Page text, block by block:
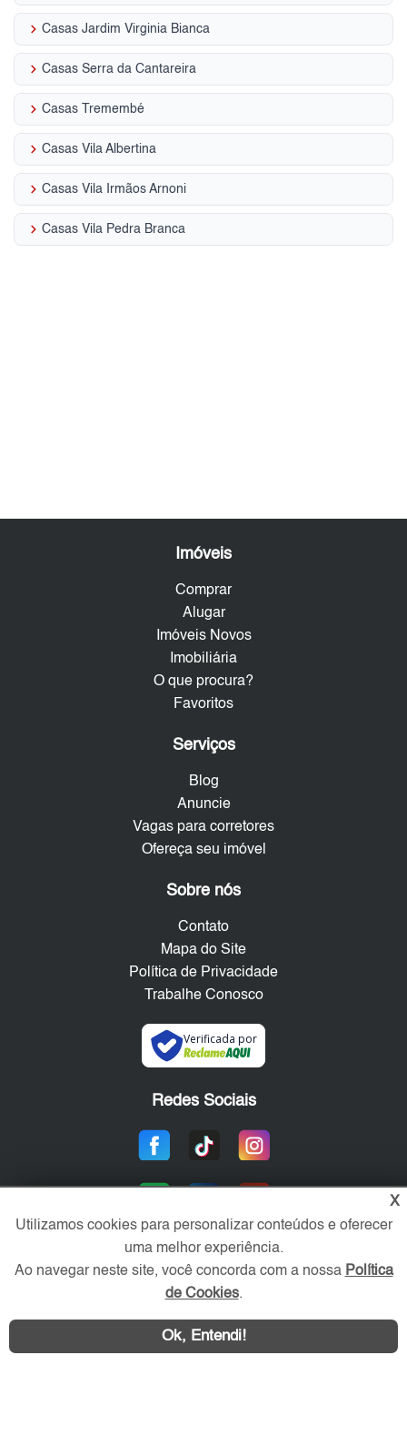
keyboard_arrow_right Casas Jardim Virginia Bianca
keyboard_arrow_right Casas Serra da Cantareira
keyboard_arrow_right Casas Tremembé
keyboard_arrow_right Casas Vila Albertina
keyboard_arrow_right Casas Vila Irmãos Arnoni
keyboard_arrow_right Casas Vila Pedra Branca
Imóveis
Comprar
Alugar
Imóveis Novos
Imobiliária
O que procura?
Favoritos
Serviços
Blog
Anuncie
Vagas para corretores
Ofereça seu imóvel
Sobre nós
Contato
Mapa do Site
Política de Privacidade
Trabalhe Conosco
Verificada por
Redes Sociais
Área exclusiva aos anunciantes,
acesse sua conta:
X
Utilizamos cookies para personalizar conteúdos e oferecer
uma melhor experiência.
Ao navegar neste site, você concorda com a nossa Política
de Cookies.
Ok, Entendi!